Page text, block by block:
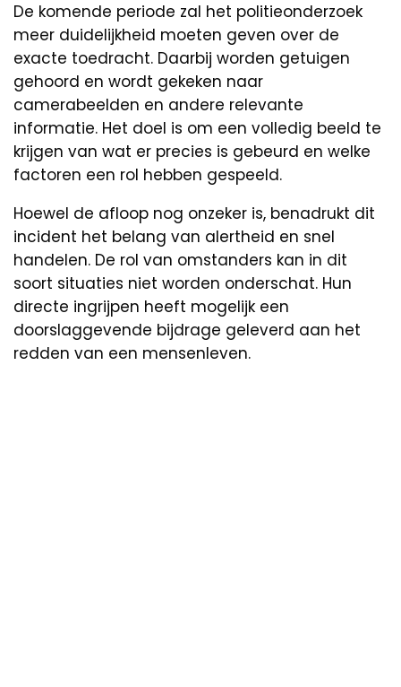
De komende periode zal het politieonderzoek
meer duidelijkheid moeten geven over de
exacte toedracht. Daarbij worden getuigen
gehoord en wordt gekeken naar
camerabeelden en andere relevante
informatie. Het doel is om een volledig beeld te
krijgen van wat er precies is gebeurd en welke
factoren een rol hebben gespeeld.
Hoewel de afloop nog onzeker is, benadrukt dit
incident het belang van alertheid en snel
handelen. De rol van omstanders kan in dit
soort situaties niet worden onderschat. Hun
directe ingrijpen heeft mogelijk een
doorslaggevende bijdrage geleverd aan het
redden van een mensenleven.